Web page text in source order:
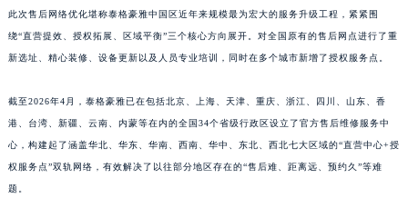
此次售后网络优化堪称泰格豪雅中国区近年来规模最为宏大的服务升级工程，紧紧围
绕“直营提效、授权拓展、区域平衡”三个核心方向展开。对全国原有的售后网点进行了重
新选址、精心装修、设备更新以及人员专业培训，同时在多个城市新增了授权服务点。
截至2026年4月，泰格豪雅已在包括北京、上海、天津、重庆、浙江、四川、山东、香
港、台湾、新疆、云南、内蒙等在内的全国34个省级行政区设立了官方售后维修服务中
心，构建起了涵盖华北、华东、华南、西南、华中、东北、西北七大区域的“直营中心+授
权服务点”双轨网络，有效解决了以往部分地区存在的“售后难、距离远、预约久”等难
题。